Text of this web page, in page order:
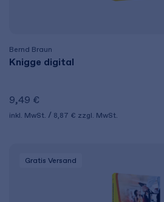
Bernd Braun
Knigge digital
9,49 €
inkl. MwSt. 8,87 € zzgl. MwSt.
Gratis Versand